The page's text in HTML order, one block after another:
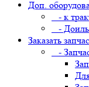
Доп.
- к
-
Заказать
-